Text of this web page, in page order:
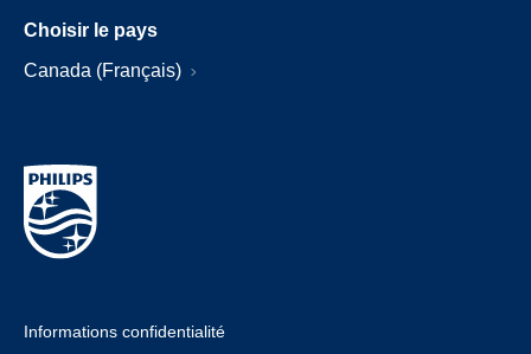
Choisir le pays
Canada (Français)
Informations confidentialité